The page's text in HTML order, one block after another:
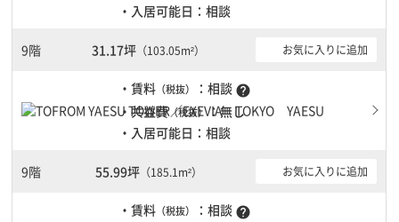
・入居可能日：相談
9階 31.17坪 （103.05m²） お気に入りに追加
・賃料 （税抜） ：相談 help
・共益費（税抜）：無し
・入居可能日：相談
9階 55.99坪（185.1m²） お気に入りに追加
・賃料 （税抜） ：相談 help